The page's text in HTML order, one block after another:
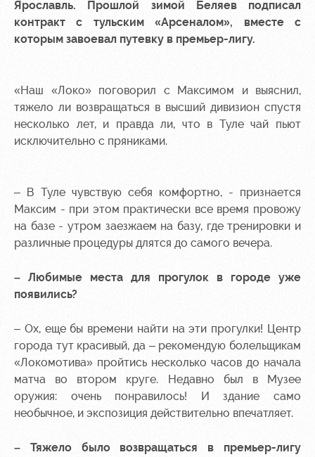
полей
Аренда
Ледовый
Занятия
спортом
Как
поступить
Контакты
Заставки
Карта
болельщика
Парковка
для
болельщиков
МГН
Ярославль. Прошлой зимой Беляев подписал
контракт с тульским «Арсеналом», вместе с
которым завоевал путевку в премьер-лигу.
«Наш «Локо» поговорил с Максимом и выяснил,
тяжело ли возвращаться в высший дивизион спустя
несколько лет, и правда ли, что в Туле чай пьют
исключительно с пряниками.
– В Туле чувствую себя комфортно, - признается
Максим - при этом практически все время провожу
на базе - утром заезжаем на базу, где тренировки и
различные процедуры длятся до самого вечера.
– Любимые места для прогулок в городе уже
появились?
– Ох, еще бы времени найти на эти прогулки! Центр
города тут красивый, да – рекомендую болельщикам
«Локомотива» пройтись несколько часов до начала
матча во втором круге. Недавно был в Музее
оружия: очень понравилось! И здание само
необычное, и экспозиция действительно впечатляет.
– Тяжело было возвращаться в премьер-лигу